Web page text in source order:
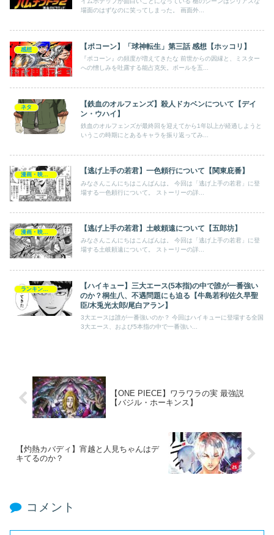
場面のはずなのに笑ってしまった。 画面外...
感想 【ポコーン】「球神転生」第三話 感想【ホッコリ】
『ポコーン』の頻度が増えてきたな 前世からの因縁と、ミスター
への憎しみを吐露する能占克矢。ボールを五...
ネタ
【鉄血のオルフェンズ】殺人ドカベンについて【デイ
ン・ウハイ】
鉄血のオルフェンズが最終回を迎えてから1年以上が経過しようと
いうこの時期にとあるキャラを振り返ってみ...
【逃げ上手の若君】一色頼行について【関東庇番】
みなさんこんにちはこんばんは。 今回は「逃げ上手の若君」に登
場する一色頼行について。 ストーリーの詳...
【逃げ上手の若君】土岐頼遠について【五郎坊】
みなさんこんにちはこんばんは。 今回は「逃げ上手の若君」に登
場する土岐頼遠について。 ストーリーの詳...
ランキング・一覧
【ハイキュー】三大エース(5本指)の中で誰が一番強い
のか？桐生八、不遇問題にも迫る【牛島若利/佐久早聖
臣/木兎光太郎/尾白アラン】
3大エースは誰が一番強いのか？ 今回はハイキューに登場する全国
3大エース、および5本指の中で一番強い...
【ONE PIECE】ワラワラの実 最強説
【バジル・ホーキンス】
【灼熱カバディ】宵越と人見ちゃんはデ
キてるのか？
コメント